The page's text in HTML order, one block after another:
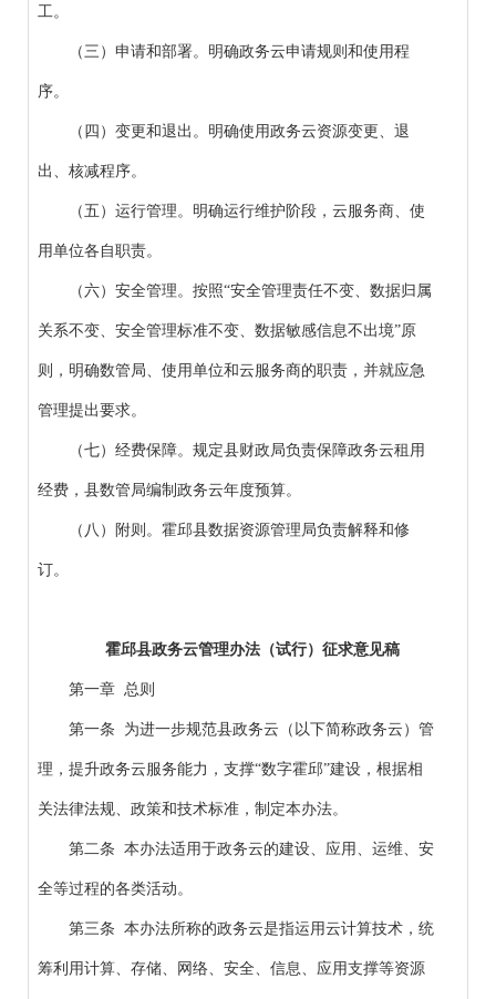
工。
（三）申请和部署。明确政务云申请规则和使用程
序。
（四）变更和退出。明确使用政务云资源变更、退
出、核减程序。
（五）运行管理。明确运行维护阶段，云服务商、使
用单位各自职责。
（六）安全管理。按照“安全管理责任不变、数据归属
关系不变、安全管理标准不变、数据敏感信息不出境”原
则，明确数管局、使用单位和云服务商的职责，并就应急
管理提出要求。
（七）经费保障。规定县财政局负责保障政务云租用
经费，县数管局编制政务云年度预算。
（八）附则。霍邱县数据资源管理局负责解释和修
订。
霍邱县政务云管理办法（试行） 征求意见稿
第一章 总则
第一条 为进一步规范县政务云（以下简称政务云）管
理，提升政务云服务能力，支撑“数字霍邱”建设，根据相
关法律法规、政策和技术标准，制定本办法。
第二条 本办法适用于政务云的建设、应用、运维、安
全等过程的各类活动。
第三条 本办法所称的政务云是指运用云计算技术，统
筹利用计算、存储、网络、安全、信息、应用支撑等资源